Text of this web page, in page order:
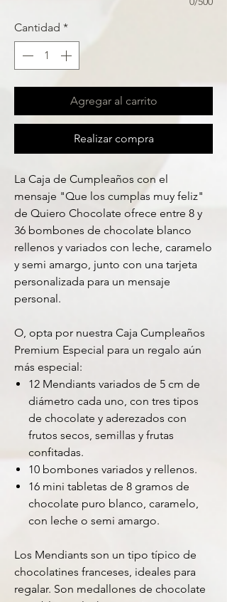
Cantidad *
Agregar al carrito
Realizar compra
La Caja de Cumpleaños con el
mensaje "Que los cumplas muy feliz"
de Quiero Chocolate ofrece entre 8 y
36 bombones de chocolate blanco
rellenos y variados con leche, caramelo
y semi amargo, junto con una tarjeta
personalizada para un mensaje
personal.
O, opta por nuestra Caja Cumpleaños
Premium Especial para un regalo aún
más especial:
12 Mendiants variados de 5 cm de
diámetro cada uno, con tres tipos
de chocolate y aderezados con
frutos secos, semillas y frutas
confitadas.
10 bombones variados y rellenos.
16 mini tabletas de 8 gramos de
chocolate puro blanco, caramelo,
con leche o semi amargo.
Los Mendiants son un tipo típico de
chocolatines franceses, ideales para
regalar. Son medallones de chocolate